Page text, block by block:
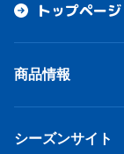
トップページ
商品情報
シーズンサイト